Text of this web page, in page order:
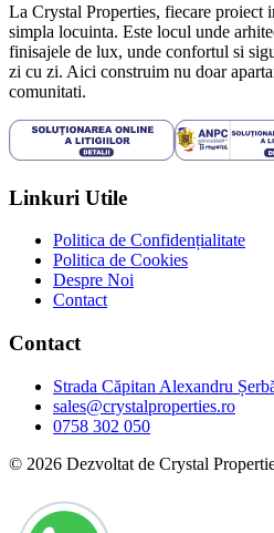
La Crystal Properties, fiecare proiect
simpla locuinta. Este locul unde
finisajele de lux, unde confortul si
zi cu zi. Aici construim nu doar
comunitati.
Linkuri Utile
Politica de Confidențialitate
Politica de Cookies
Despre Noi
Contact
Contact
Strada Căpitan Alexandru
sales@crystalproperties.ro
0758 302 050
© 2026 Dezvoltat de Crystal